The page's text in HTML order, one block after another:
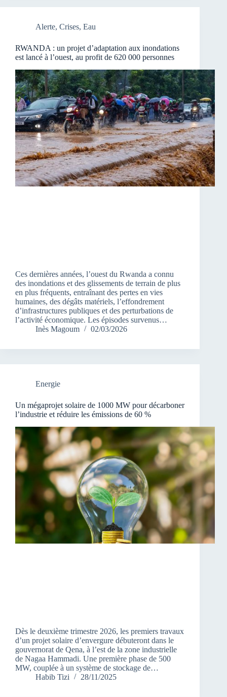
Alerte, Crises, Eau
RWANDA : un projet d’adaptation aux inondations
est lancé à l’ouest, au profit de 620 000 personnes
Ces dernières années, l’ouest du Rwanda a connu
des inondations et des glissements de terrain de plus
en plus fréquents, entraînant des pertes en vies
humaines, des dégâts matériels, l’effondrement
d’infrastructures publiques et des perturbations de
l’activité économique. Les épisodes survenus…
Inès Magoum
02/03/2026
Energie
Un mégaprojet solaire de 1000 MW pour décarboner
l’industrie et réduire les émissions de 60 %
Dès le deuxième trimestre 2026, les premiers travaux
d’un projet solaire d’envergure débuteront dans le
gouvernorat de Qena, à l’est de la zone industrielle
de Nagaa Hammadi. Une première phase de 500
MW, couplée à un système de stockage de…
Habib Tizi
28/11/2025